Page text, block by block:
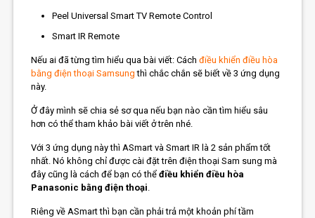
Peel Universal Smart TV Remote Control
Smart IR Remote
Nếu ai đã từng tìm hiểu qua bài viết: Cáchđiều khiển điều hòa
bằng điện thoại Samsung thì chắc chắn sẽ biết về 3 ứng dụng
này.
Ở đây mình sẽ chia sẻ sơ qua nếu bạn nào cần tìm hiểu sâu
hơn có thể tham khảo bài viết ở trên nhé.
Với 3 ứng dụng này thì ASmart và Smart IR là 2 sản phẩm tốt
nhất. Nó không chỉ được cài đặt trên điện thoại Sam sung mà
đây cũng là cách để bạn có thểđiều khiển điều hòa
Panasonic bằng điện thoại
Riêng về ASmart thì bạn cần phải trả một khoản phí tầm